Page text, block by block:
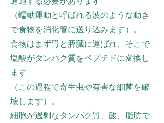
（蠕動運動と呼ばれる波のような動き
で食物を消化管に送り込みます）。
食物はまず胃と膵臓に運ばれ、そこで
塩酸がタンパク質をペプチドに変換し
ます
（この過程で寄生虫や有害な細菌を破
壊します）。
細胞が過剰なタンパク質、酸、脂肪で